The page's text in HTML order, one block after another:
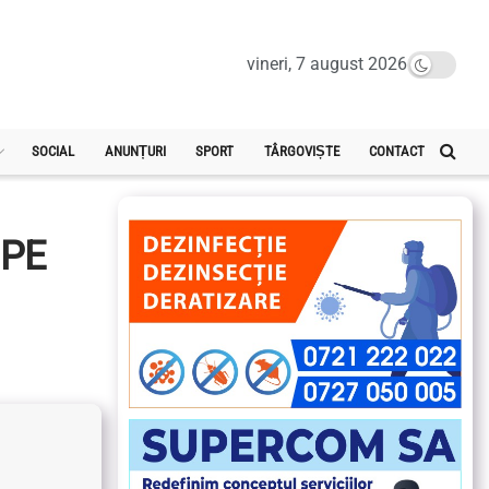
vineri, 7 august 2026
SOCIAL ANUNȚURI SPORT TÂRGOVIȘTE CONTACT